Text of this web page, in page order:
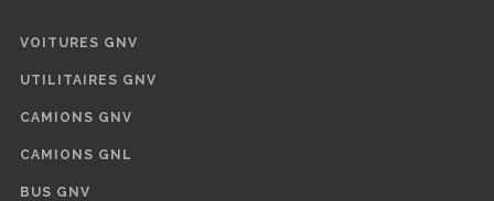
VOITURES GNV
UTILITAIRES GNV
CAMIONS GNV
CAMIONS GNL
BUS GNV